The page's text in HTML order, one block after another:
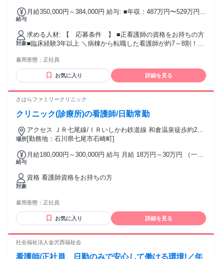
給与
月給350,000円～384,000円 給与: ■年収：487万円〜529万円 ■
手当（5回/月） ┗5回を超えた場合、1万円/回を支給 ・資格手
当：23,000円〜 ┗認定看護師資格をお持ちの方は53,000円 ＼
高給与も目指せる！／ 入職時の年収529万円以上も可能♪ ※賞
与：7月・12月支給（実績3.5ヶ月） ※リーダー手当、主任手
の方にはガソリン代を支給
対象
求める人材: 【 応募条件 】 ■正看護師の資格をお持ちの方
■臨床経験3年以上 ＼病棟から転職した看護師が約7～8割！／
だしさから離れたい」 そんな想いをきっかけに転職した看護
師が 多数活躍しています✧ ＼下記での経験が活かせます◎／
・病棟での経験 ┗消火器内科、呼吸器内科、混合内科 ┗脳神
循環器内科 ┗泌尿器科、婦人科など ・急性期や慢性期、回復
＼スタッフインタビュー／ ご家族様の"後悔"を"大切な思い
￣￣￣￣￣￣￣￣￣￣￣￣￣ ご入居者様の病状の進行によ
り、 娘様が「もう何もしてあげられない」 と涙ながらに話さ
れたことがありました。 そこで多職種でカンファレンスを行
い、 手浴やお散歩など、 親子で一緒に過ごせる時間をご提
つくってくれて、本当にありがとうございました。」 という
雇用形態： 正社員
お気に入り 詳細を見る
さはらファミリークリニック
クリニック(診療所)の看護師/日勤常勤
場所
アクセス ＪＲ七尾線/ＩＲいしかわ鉄道線 和倉温泉徒歩約2
分、ＪＲ七尾線/ＩＲいしかわ鉄道線 和倉温泉徒歩約2分、の
[勤務地：石川県七尾市石崎町]
給与
月給180,000円～300,000円 給与 月給 18万円～30万円 （一律
当あり 交通費：通勤交通費全額支給 詳細は面談時にお伝えい
たします。
対象
資格 看護師資格をお持ちの方
雇用形態： 正社員
お気に入り 詳細を見る
社会福祉法人金沢西福祉会
看護師/正社員 日勤のみで安心して働ける環境!／年